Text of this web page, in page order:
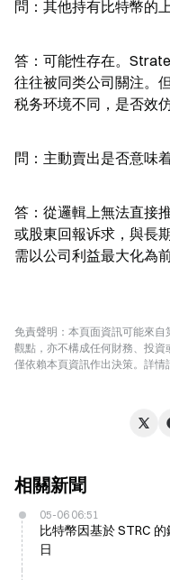
問：其他持有比特幣的
答：可能性存在。
往往被同类公司關注。
税务环境不同，是否效
問：主動賣出是否意味
答：從邏輯上無法直接
或股東回報诉求，與長
需以公司利益最大化為
免責聲明：本頁面資訊可能來
觀點，亦不構成任何財務、投
僅依賴本頁資訊作出決策。詳情
相關新聞
05-06 06:51
比特幣因基於 STRC
日